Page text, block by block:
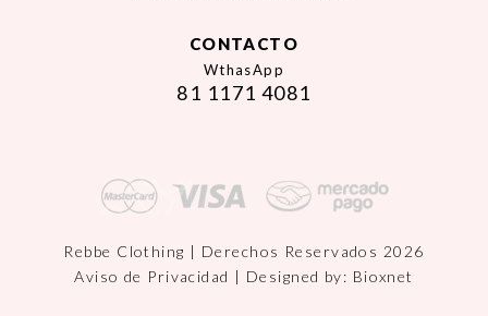
CONTACTO
WthasApp
81 1171 4081
Rebbe Clothing | Derechos Reservados 2026
Aviso de Privacidad | Designed by: Bioxnet